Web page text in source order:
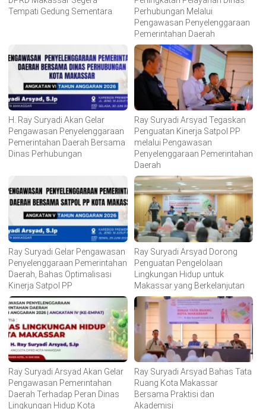
Tempati Gedung Sementara
Perhubungan Melalui
Pengawasan Penyelenggaraan
Pemerintahan Daerah
H. Ray Suryadi Akan Gelar
Pengawasan Penyelenggaraan
Pemerintahan Daerah Bersama
Dinas Perhubungan
Ray Suryadi Arsyad Tegaskan
Penguatan Kinerja Satpol PP
melalui Pengawasan
Penyelenggaraan Pemerintahan
Daerah
Ray Suryadi Gelar Pengawasan
Penyelenggaraan Pemerintahan
Daerah, Bahas Optimalisasi
Kinerja Satpol PP
Ray Suryadi Arsyad Dorong
Penguatan Pengelolaan
Lingkungan Hidup untuk
Makassar yang Berkelanjutan
Ray Suryadi Arsyad Akan Gelar
Pengawasan Pemerintahan
Daerah Terhadap Peran Dinas
Lingkungan Hidup Kota
Ray Suryadi Arsyad Bahas Tata
Ruang Kota Makassar
Bersama Praktisi dan
Akademisi